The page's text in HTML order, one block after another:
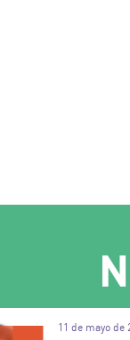
11 de mayo de